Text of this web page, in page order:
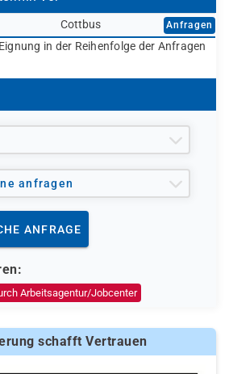
Cottbus Anfragen
in der Reihenfolge der Anfragen
anfragen
ANFRAGE
Arbeitsagentur/Jobcenter
schafft Vertrauen